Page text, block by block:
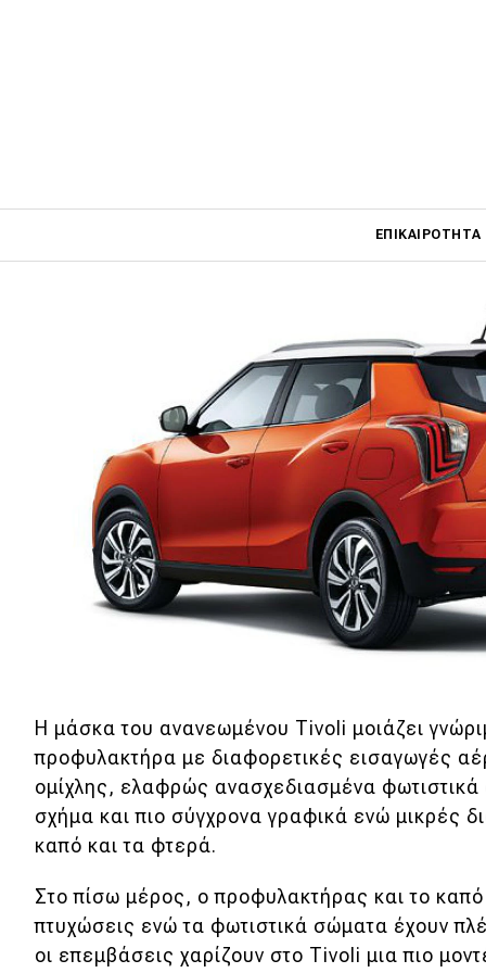
ΕΠΙΚΑΙΡΌΤΗΤΑ
Πρωτότυπα
Ελλάδα
Κόσμος
Τεχνολογία
Ασφάλεια
Test Drive
Δοκιμή
Αποστολή
Συγκρίνουμε
πορεία στην ιδιαίτερα ανταγωνιστική
Η μάσκα του ανανεωμένου Tivoli μοιάζει
προφυλακτήρα με διαφορετικές εισαγωγές
ομίχλης, ελαφρώς ανασχεδιασμένα
σχήμα και πιο σύγχρονα γραφικά ενώ μικρές
καπό και τα φτερά.
Στο πίσω μέρος, ο προφυλακτήρας και το καπό
πτυχώσεις ενώ τα φωτιστικά σώματα έχουν
οι επεμβάσεις χαρίζουν στο Tivoli μια πιο